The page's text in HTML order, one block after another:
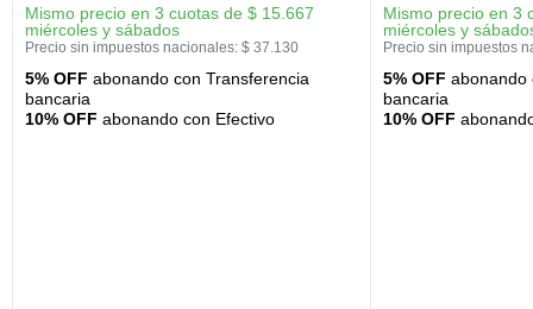
Mismo precio en 3 cuotas de $ 15.667
miércoles y sábados
Precio sin impuestos nacionales: $ 37.130
5% OFF abonando con Transferencia
bancaria
10% OFF abonando con Efectivo
Mismo precio en 3
miércoles y
Precio sin impuestos
5% OFF abonando
bancaria
10% OFF